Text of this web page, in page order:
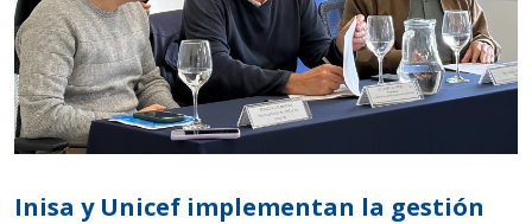
Inisa y Unicef implementan la gestión